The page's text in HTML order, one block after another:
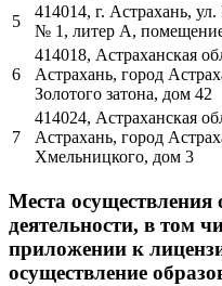
5
414014, г. Астрахань,
№ 1, литер А,
6
414018, Астраханская
Астрахань, город
Золотого затона, дом 42
7
414024, Астраханская
Астрахань, город
Хмельницкого, дом 3
Места осуществления
деятельности, в том
приложении к
осуществление